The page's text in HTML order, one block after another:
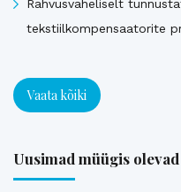
Rahvusvaheliselt
tekstiilkompensaatorite
Vaata kõiki
Uusimad müügis